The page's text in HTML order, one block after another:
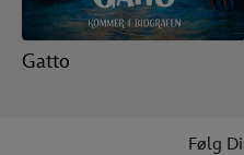
Gatto
Følg